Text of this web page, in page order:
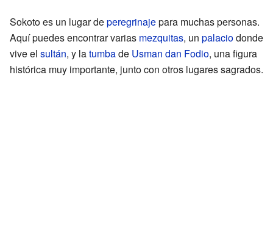
Sokoto es un lugar deperegrinajepara muchas personas.
Aquí puedes encontrar varias mezquitas, un palaciodonde
vive el sultán, y latumbade Usman dan Fodio, una figura
histórica muy importante, junto con otros lugares sagrados.